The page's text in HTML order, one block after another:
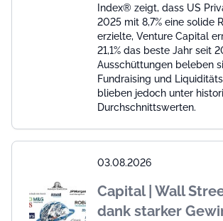
Index® zeigt, dass US
2025 mit 8,7% eine solide
erzielte, Venture Capital
21,1% das beste Jahr seit
Ausschüttungen beleben
Fundraising und
blieben jedoch unter
Durchschnittswerten.
03.08.2026
Capital | Wall
dank starker